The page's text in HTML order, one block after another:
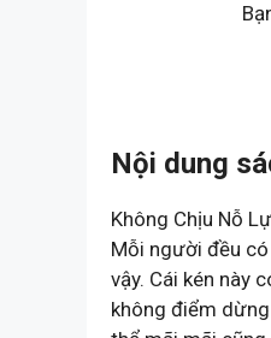
Nội dung
Không Chịu Nỗ
Mỗi người đều
vậy. Cái kén này
không điểm